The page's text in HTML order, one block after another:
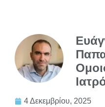
4 Δεκεμβρίου, 2025